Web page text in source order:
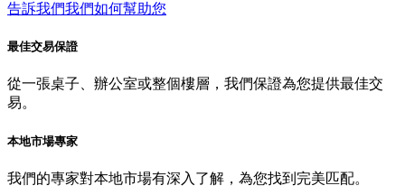
告訴我們我們如何幫助您
最佳交易保證
從一張桌子、辦公室或整個樓層，我們保證為您提供最佳交
易。
本地市場專家
我們的專家對本地市場有深入了解，為您找到完美匹配。